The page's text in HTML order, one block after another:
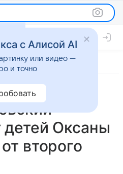
жизнь
детей Оксаны
второго
с Алисой AI
или видео —
и точно